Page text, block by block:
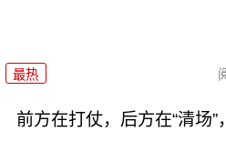
最热
前方在打仗，后方在“清场”